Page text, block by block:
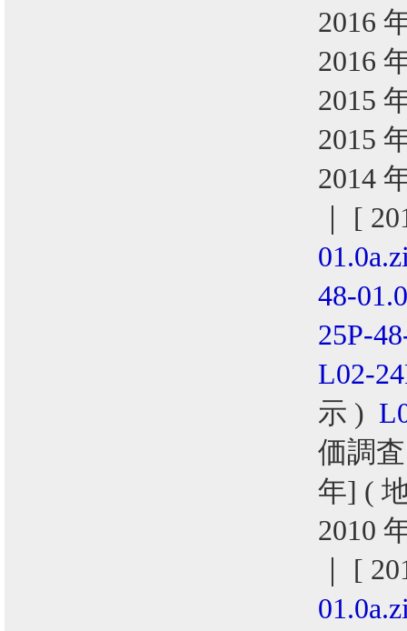
2016
2016
2015
2015
2014
｜ [
48-
25P-
L02-
示 )
価調
年] (
2010
｜ [